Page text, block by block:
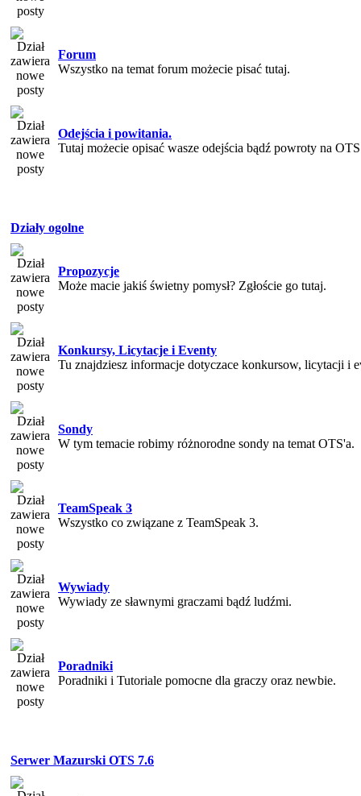
Forum
Wszystko na temat forum możecie pisać tutaj.
Odejścia i powitania.
Tutaj możecie opisać wasze odejścia bądź powroty na
Działy ogolne
Propozycje
Może macie jakiś świetny pomysł? Zgłoście go tutaj.
Konkursy, Licytacje i Eventy
Tu znajdziesz informacje dotyczace konkursow, licytacji i
Sondy
W tym temacie robimy różnorodne sondy na temat OTS'a.
TeamSpeak 3
Wszystko co związane z TeamSpeak 3.
Wywiady
Wywiady ze sławnymi graczami bądź ludźmi.
Poradniki
Poradniki i Tutoriale pomocne dla graczy oraz newbie.
Serwer Mazurski OTS 7.6